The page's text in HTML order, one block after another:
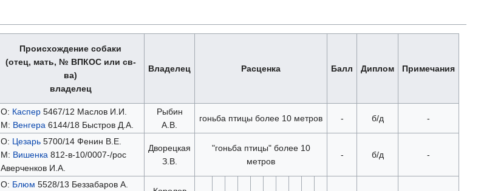
Происхождение собаки
(отец, мать, № ВПКОС или св-
ва)
владелец
Владелец Расценка Балл Диплом Примечания
О: Каспер5467/12 Маслов И.И.
М: Венгера 6144/18 Быстров Д.А.
Рыбин
А.В.
гоньба птицы более 10 метров - б/д -
О: Цезарь5700/14 Фенин В.Е.
М: Вишенка 812-в-10/0007-/рос
Аверченков И.А.
Дворецкая
З.В.
"гоньба птицы" более 10
метров
- б/д -
О: Блюм 5528/13 Беззабаров А.